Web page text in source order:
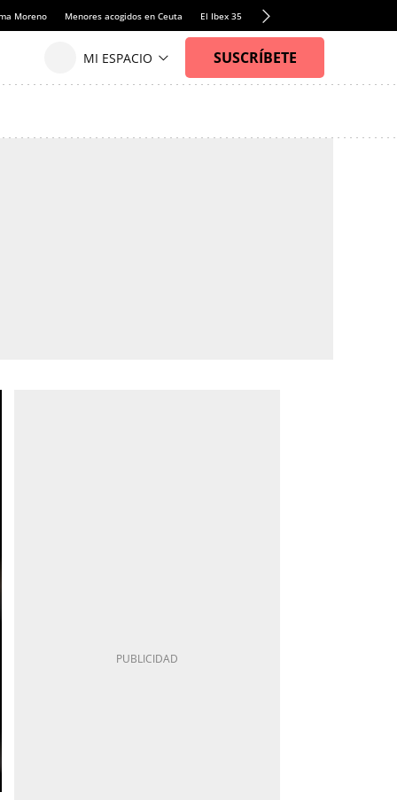
Moreno Menores acogidos en Ceuta El Ibex 35 Llamadas de alerta Sánchez